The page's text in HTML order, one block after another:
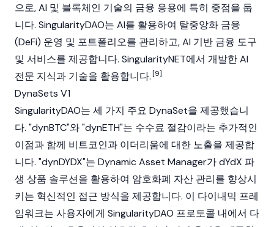
으로, AI 및 블록체인 기술의 금융 응용에 특히 중점을 둡
니다. SingularityDAO는 AI를 활용하여 탈중앙화 금융
(DeFi) 운영 및 포트폴리오를 관리하고, AI 기반 금융 도구
및 서비스를 제공합니다. SingularityNET에서 개발한 AI
전문 지식과 기술을 활용합니다.[9]
DynaSets V1
SingularityDAO는 세 가지 주요 DynaSet을 제공했습니
다. "dynBTC"와 "dynETH"는 수수료 절감이라는 추가적인
이점과 함께 비트코인과 이더리움에 대한 노출을 제공합
니다. "dynDYDX"는 Dynamic Asset Manager가dYdX 파
생 상품 솔루션을 활용하여 암호화폐 자산 관리를 향상시
키는 혁신적인 접근 방식을 제공합니다. 이 다이내믹 프레
임워크는 사용자에게 SingularityDAO 프로토콜 내에서 다